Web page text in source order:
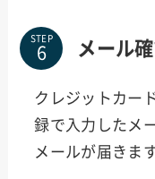
STEP メール
クレジットカー
録で入力したメ
メールが届きます